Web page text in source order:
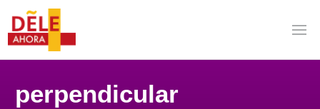
perpendicular